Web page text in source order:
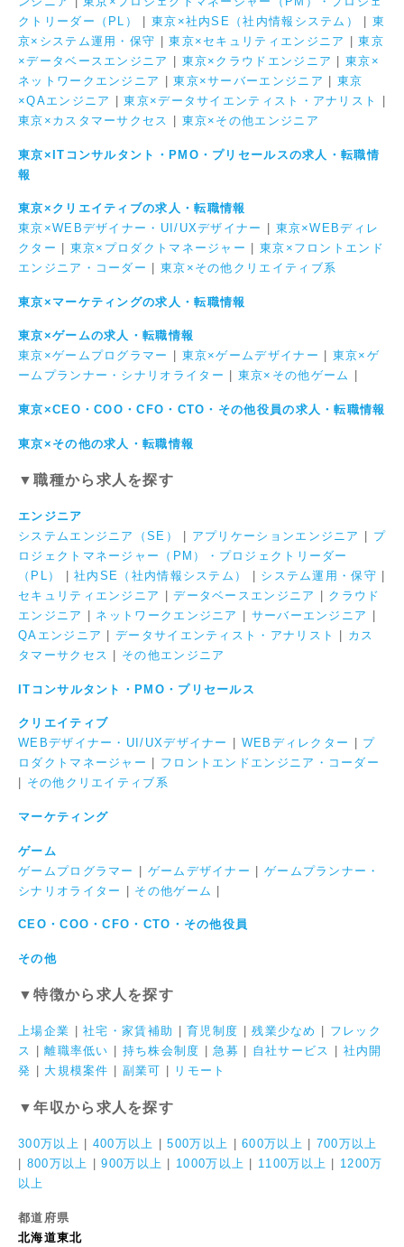
クトリーダー（PL）
東京×社内SE（社内情報システム）
東
京×システム運用・保守 |東京×セキュリティエンジニア |東京
×データベースエンジニア
東京×クラウドエンジニア |東京×
ネットワークエンジニア
|東京×サーバーエンジニア
東京
×QAエンジニア
|東京×データサイエンティスト・アナリスト
東京×カスタマーサクセス
東京×その他エンジニア
東京×ITコンサルタント・PMO・プリセールスの求人・転職情
報
東京×クリエイティブの求人・転職情報
東京×WEBデザイナー・UI/UXデザイナー
東京×WEBディレ
クター
東京×プロダクトマネージャー
東京×フロントエンド
エンジニア・コーダー
東京×その他クリエイティブ系
東京×マーケティングの求人・転職情報
東京×ゲームの求人・転職情報
東京×ゲームプログラマー
東京×ゲームデザイナー
東京×ゲ
ームプランナー・シナリオライター
東京×その他ゲーム
東京×CEO・COO・CFO・CTO・その他役員の求人・転職情報
東京×その他の求人・転職情報
▼職種から求人を探す
エンジニア
システムエンジニア（SE）
アプリケーションエンジニア
プ
ロジェクトマネージャー（PM）・プロジェクトリーダー
（PL）
|社内SE（社内情報システム） システム運用・保守
セキュリティエンジニア
|データベースエンジニア
クラウド
エンジニア
ネットワークエンジニア サーバーエンジニア
QAエンジニア
|データサイエンティスト・アナリスト
カス
タマーサクセス
その他エンジニア
ITコンサルタント・PMO・プリセールス
クリエイティブ
WEBデザイナー・UI/UXデザイナー
WEBディレクター
プ
ロダクトマネージャー
フロントエンドエンジニア・コーダー
その他クリエイティブ系
マーケティング
ゲーム
ゲームプログラマー | ゲームデザイナー | ゲームプランナー・
シナリオライター | その他ゲーム |
CEO・COO・CFO・CTO・その他役員
その他
▼特徴から求人を探す
上場企業 |社宅・家賃補助 |育児制度 |残業少なめ
フレック
ス
|離職率低い 持ち株会制度 |急募 自社サービス
社内開
発
大規模案件 副業可 リモート
▼年収から求人を探す
300万以上 400万以上 |500万以上 |600万以上
700万以上
800万以上 |900万以上 1000万以上 1100万以上
1200万
以上
都道府県
北海道東北